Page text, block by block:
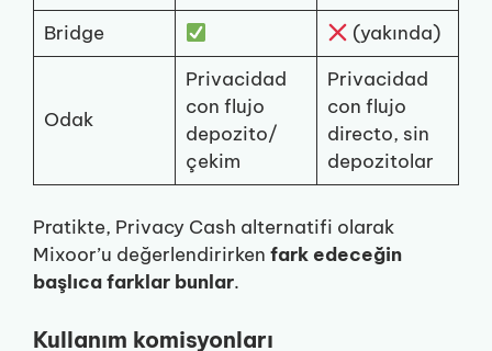
Bridge
(yakında)
Odak
Privacidad
con flujo
depozito/
çekim
Privacidad
con flujo
directo, sin
depozitolar
Pratikte, Privacy Cash alternatifi olarak
Mixoor’u değerlendirirken fark edeceğin
başlıca farklar bunlar.
Kullanım komisyonları